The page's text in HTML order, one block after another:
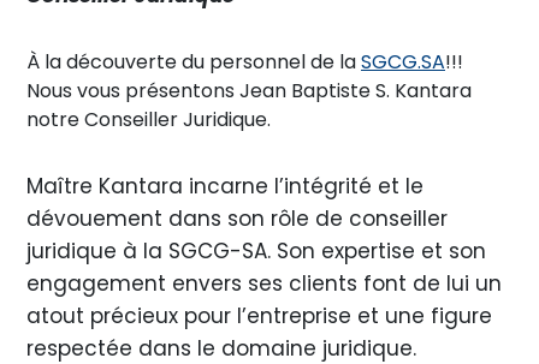
À la découverte du personnel de laSGCG.SA!!!
Nous vous présentons Jean Baptiste S. Kantara
notre Conseiller Juridique.
Maître Kantara incarne l’intégrité et le
dévouement dans son rôle de conseiller
juridique à la SGCG-SA. Son expertise et son
engagement envers ses clients font de lui un
atout précieux pour l’entreprise et une figure
respectée dans le domaine juridique.